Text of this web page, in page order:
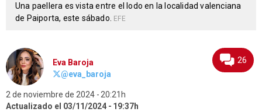
Una paellera es vista entre el lodo en la localidad valenciana
de Paiporta, este sábado.
EFE
Eva Baroja
@eva_baroja
2 de noviembre de 2024
20:21h
Actualizado el 03/11/2024
19:37h
26